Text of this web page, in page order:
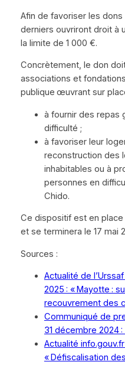
Afin de favoriser les
derniers ouvriront droit à
la limite de 1 000 €.
Concrètement, le don
associations et
publique œuvrant sur
à fournir des repas
difficulté ;
à favoriser leur
reconstruction des
inhabitables ou à
personnes en
Chido.
Ce dispositif est en
et se terminera le 17 mai
Sources :
Actualité de
2025 : « Mayotte :
recouvrement des
Communiqué de
31 décembre 2024
Actualité
« Défiscalisation